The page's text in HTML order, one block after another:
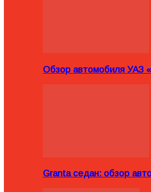
Обзор автомобиля УАЗ
Granta седан: обзор